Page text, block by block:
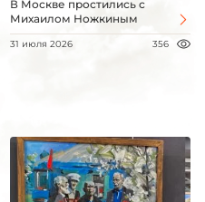
В Москве простились с
Михаилом Ножкиным
31 июля 2026 356